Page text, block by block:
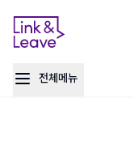
전체메뉴